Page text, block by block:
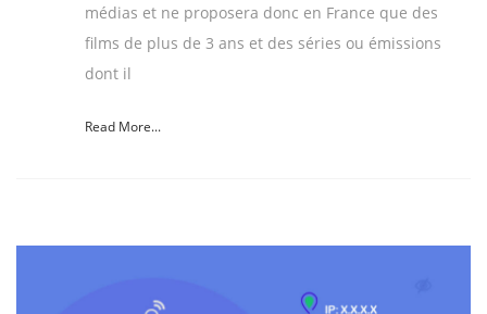
médias et ne proposera donc en France que des
films de plus de 3 ans et des séries ou émissions
dont il
Read More...